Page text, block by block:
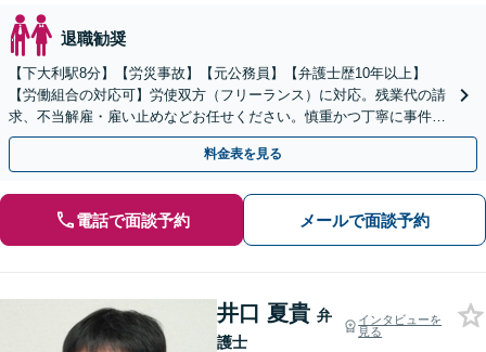
退職勧奨
【下大利駅8分】【労災事故】【元公務員】【弁護士歴10年以上】
【労働組合の対応可】労使双方（フリーランス）に対応。残業代の請
求、不当解雇・雇い止めなどお任せください。慎重かつ丁寧に事件解
決へと進めます。
料金表を見る
電話で面談予約 メールで面談予約
井口 夏貴 弁
護士
インタビューを
見る